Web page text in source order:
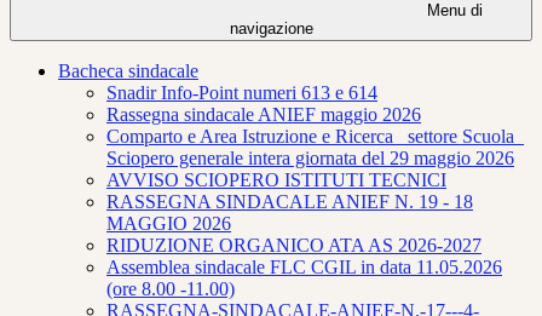
Menu di
navigazione
Bacheca sindacale
Snadir Info-Point numeri 613 e 614
Rassegna sindacale ANIEF maggio 2026
Comparto e Area Istruzione e Ricerca_ settore Scuola_
Sciopero generale intera giornata del 29 maggio 2026
AVVISO SCIOPERO ISTITUTI TECNICI
RASSEGNA SINDACALE ANIEF N. 19 - 18
MAGGIO 2026
RIDUZIONE ORGANICO ATA AS 2026-2027
Assemblea sindacale FLC CGIL in data 11.05.2026
(ore 8.00 -11.00)
RASSEGNA-SINDACALE-ANIEF-N.-17---4-